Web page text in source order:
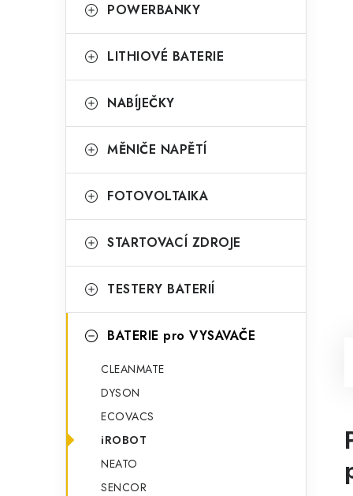
e
POWERBANKY
LITHIOVÉ BATERIE
NABÍJEČKY
MĚNIČE NAPĚTÍ
FOTOVOLTAIKA
STARTOVACÍ ZDROJE
TESTERY BATERIÍ
BATERIE pro VYSAVAČE
CLEANMATE
DYSON
ECOVACS
iROBOT
NEATO
SENCOR